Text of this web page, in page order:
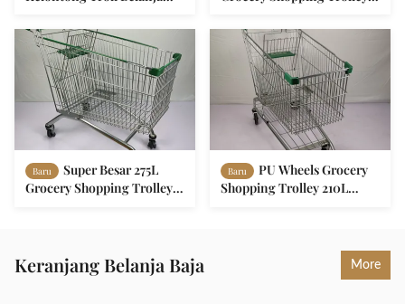
Belanja Eceran
Baru
Super Besar 275L
Grocery Shopping Trolley
Baru
PU Wheels Grocery
Shopping Trolley 210L
Keranjang Belanja Baja More